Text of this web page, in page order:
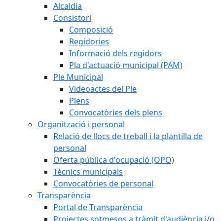
Alcaldia
Consistori
Composició
Regidories
Informació dels regidors
Pla d'actuació municipal (PAM)
Ple Municipal
Videoactes del Ple
Plens
Convocatòries dels plens
Organització i personal
Relació de llocs de treball i la plantilla de
personal
Oferta pública d'ocupació (OPO)
Tècnics municipals
Convocatòries de personal
Transparència
Portal de Transparència